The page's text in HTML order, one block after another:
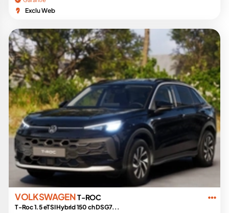
Exclu Web
VOLKSWAGENT-ROC
T-Roc 1.5 eTSI Hybrid 150 ch DSG7...